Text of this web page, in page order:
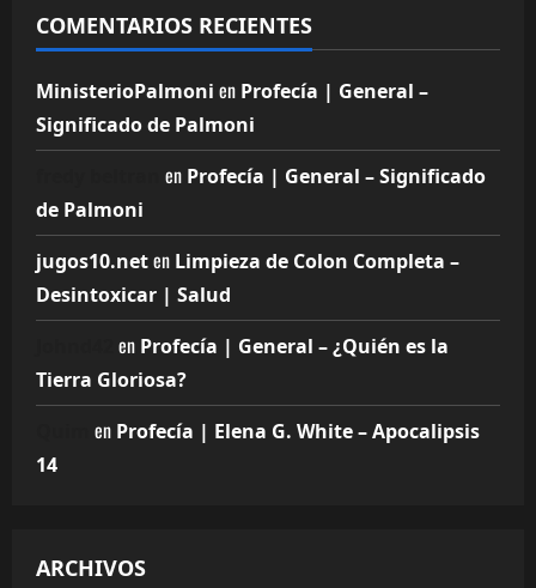
COMENTARIOS RECIENTES
MinisterioPalmoni en Profecía | General –
Significado de Palmoni
en Profecía | General – Significado
de Palmoni
jugos10.neten Limpieza de Colon Completa –
Desintoxicar | Salud
en Profecía | General – ¿Quién es la
Tierra Gloriosa?
en Profecía | Elena G. White – Apocalipsis
14
ARCHIVOS